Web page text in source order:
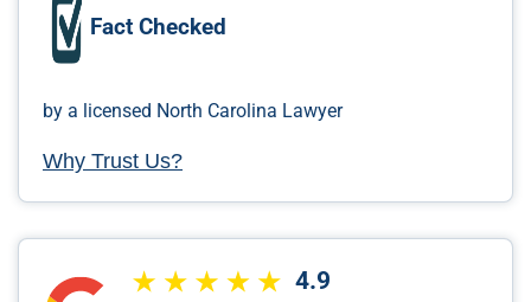
Fact Checked
by a licensed North Carolina Lawyer
Why Trust Us?
4.9